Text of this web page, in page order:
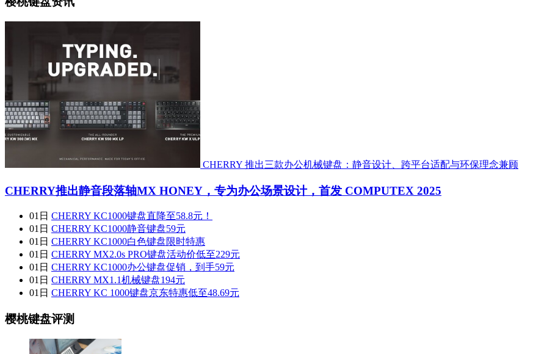
CHERRY 推出三款办公机械键盘：静音设计、跨平台适配与环保理念兼顾
CHERRY推出静音段落轴MX HONEY，专为办公场景设计，首发 COMPUTEX 2025
01日 CHERRY KC1000键盘直降至58.8元！
01日 CHERRY KC1000静音键盘59元
01日 CHERRY KC1000白色键盘限时特惠
01日 CHERRY MX2.0s PRO键盘活动价低至229元
01日 CHERRY KC1000办公键盘促销，到手59元
01日 CHERRY MX1.1机械键盘194元
01日 CHERRY KC 1000键盘京东特惠低至48.69元
樱桃键盘评测